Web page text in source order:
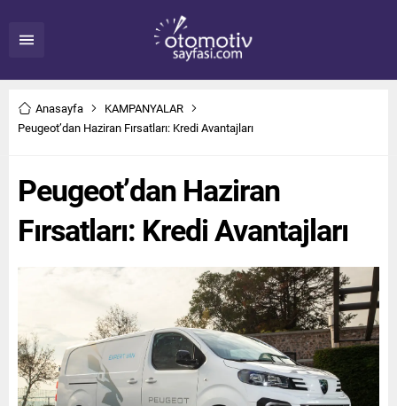
Anasayfa
KAMPANYALAR
Peugeot’dan Haziran Fırsatları: Kredi Avantajları
Peugeot’dan Haziran
Fırsatları: Kredi Avantajları